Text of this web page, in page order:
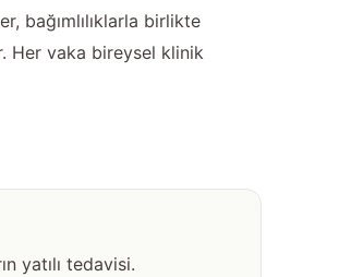
bağımlılıklarla birlikte
Her vaka bireysel klinik
yatılı tedavisi.